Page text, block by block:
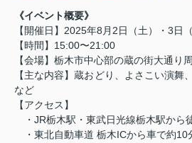
《イベント概要》
【開催日】2025年8月2日（土）・3日（
【時間】15:00〜21:00
【会場】栃木市中心部の蔵の街大通り
【主な内容】蔵おどり、よさこい演舞
など
【アクセス】
・JR栃木駅・東武日光線栃木駅から
・東北自動車道 栃木ICから車で約10